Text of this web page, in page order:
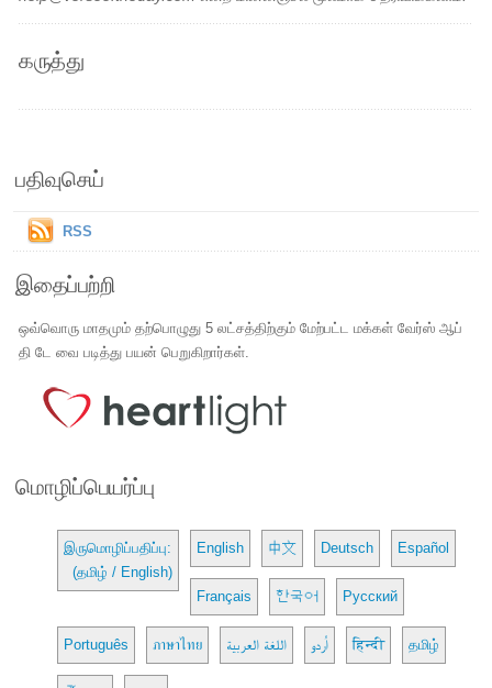
கருத்து
பதிவுசெய்
RSS
இதைப்பற்றி
ஒவ்வொரு மாதமும் தற்பொழுது 5 லட்சத்திற்கும் மேற்பட்ட மக்கள் வேர்ஸ் ஆப்
தி டே வை படித்து பயன் பெறுகிறார்கள்.
மொழிப்பெயர்ப்பு
இருமொழிப்பதிப்பு:
(தமிழ் / English)
English 中文 Deutsch Español
Français 한국어 Русский
Português ภาษาไทย اللغة العربية اُردو हिन्दी தமிழ்